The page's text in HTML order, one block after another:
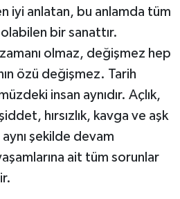
iyi anlatan, bu anlamda tüm
bir sanattır.
olmaz, değişmez hep
özü değişmez. Tarih
insan aynıdır. Açlık,
hırsızlık, kavga ve aşk
şekilde devam
ait tüm sorunlar